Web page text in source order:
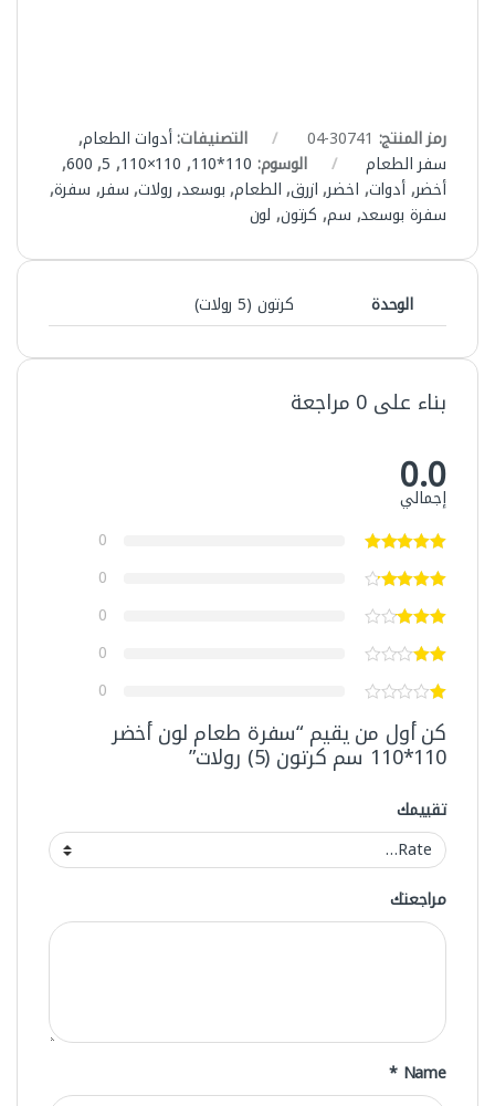
رمز المنتج: 30741-04 التصنيفات:أدوات الطعام,
سفر الطعام
الوسوم: 110*110
,
110×110
,
5
,
600
,
أخضر,أدوات, اخضر,ازرق,الطعام,بوسعد,رولات,سفر, سفرة,
سفرة بوسعد, سم, كرتون, لون
الوحدة كرتون (5 رولات)
بناء على 0 مراجعة
0.0
إجمالي
0
0
0
0
0
كن أول من يقيم “سفرة طعام لون أخضر
110*110 سم كرتون (5) رولات”
تقييمك
مراجعتك
Name
*